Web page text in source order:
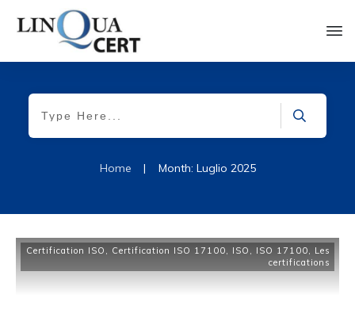
Home | Month: Luglio 2025
Certification ISO , Certification ISO 17100, ISO , ISO 17100, Les
certifications